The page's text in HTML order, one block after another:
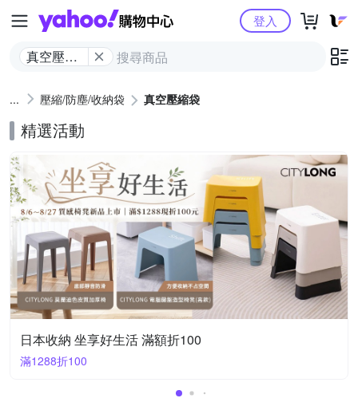
Yahoo購物中心
真空壓縮
登入
壓縮/防塵/收納袋 真空壓縮袋
精選活動
日本收納 坐享好生活 滿額折100
滿1288折100